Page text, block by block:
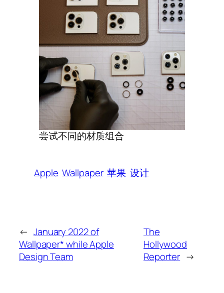
尝试不同的材质组合
Apple Wallpaper 苹果 设计
← January 2022 of
Wallpaper* while Apple
Design Team
The
Hollywood
Reporter →